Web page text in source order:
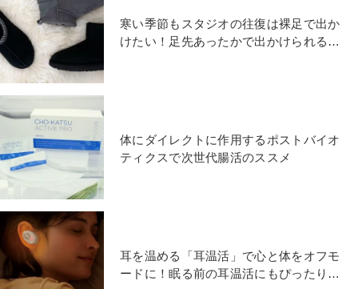
寒い季節もスタジオの往復は裸足で出か
けたい！足先あったかで出かけられるお
体にダイレクトに作用するポストバイオ
ティクスで次世代腸活のススメ
耳を温める「耳温活」で心と体をオフモ
ードに！眠る前の耳温活にもぴったりな